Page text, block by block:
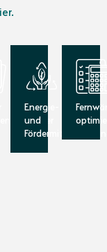
Energie-
und